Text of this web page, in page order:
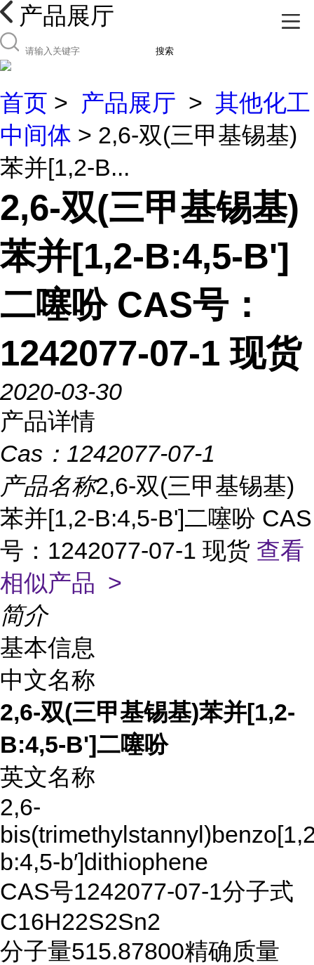
产品展厅
搜索
首页 > 产品展厅 > 其他化工
中间体 > 2,6-双(三甲基锡基)
苯并[1,2-B...
2,6-双(三甲基锡基)
苯并[1,2-B:4,5-B']
二噻吩 CAS号：
1242077-07-1 现货
2020-03-30
产品详情
Cas： 1242077-07-1
产品名称2,6-双(三甲基锡基)
苯并[1,2-B:4,5-B']二噻吩 CAS
号：1242077-07-1 现货 查看
相似产品 >
简介
基本信息
中文名称
2,6-双(三甲基锡基)苯并[1,2-
B:4,5-B']二噻吩
英文名称
2,6-
b:4,5-b′]dithiophene
CAS号1242077-07-1分子式
C16H22S2Sn2
分子量515.87800精确质量